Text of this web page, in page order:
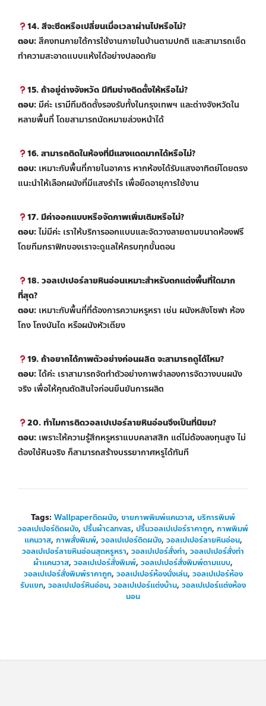
14. สีจะซีดหรือเปลี่ยนเมื่อเวลาผ่านไปหรือไม่?
ตอบ:สีคงทนภายใต้การใช้งานภายในบ้านตามปกติ และสามารถเช็ด
ทำความสะอาดแบบแห้งได้อย่างปลอดภัย
15. ถ้าอยู่ต่างจังหวัด มีทีมช่างติดตั้งให้หรือไม่?
ตอบ: มีค่ะ เรามีทีมติดตั้งรองรับทั้งในกรุงเทพฯ และต่างจังหวัดใน
หลายพื้นที่ โดยสามารถนัดหมายล่วงหน้าได้
16. สามารถติดในห้องที่มีแสงแดดมากได้หรือไม่?
ตอบ: เหมาะกับพื้นที่ภายในอาคาร หากห้องได้รับแสงอาทิตย์โดยตรง
แนะนำให้เลือกผนังที่มีแสงรำไร เพื่อยืดอายุการใช้งาน
17. มีค่าออกแบบหรือจัดภาพเพิ่มเติมหรือไม่?
ตอบ:ไม่มีค่ะ เราให้บริการออกแบบและจัดวางลายตามขนาดห้องฟรี
โดยทีมกราฟิกของเราจะดูแลให้ครบทุกขั้นตอน
18. วอลเปเปอร์ลายหินอ่อนเหมาะสำหรับตกแต่งพื้นที่ใดมาก
ที่สุด?
ตอบ: เหมาะกับพื้นที่ที่ต้องการความหรูหรา เช่น ผนังหลังโซฟา ห้อง
โถง โถงบันได หรือผนังหัวเตียง
19. ถ้าอยากได้ภาพตัวอย่างก่อนผลิต จะสามารถดูได้ไหม?
ตอบ:ได้ค่ะ เราสามารถจัดทำตัวอย่างภาพจำลองการจัดวางบนผนัง
จริง เพื่อให้คุณตัดสินใจก่อนยืนยันการผลิต
20. ทำไมการติดวอลเปเปอร์ลายหินอ่อนจึงเป็นที่นิยม?
ตอบ: เพราะให้ความรู้สึกหรูหราแบบคลาสสิก แต่ไม่ต้องลงทุนสูง ไม่
ต้องใช้หินจริง ก็สามารถสร้างบรรยากาศหรูได้ทันที
Tags: Wallpaperติดผนัง, ขายภาพพิมพ์แคนวาส, บริการพิมพ์
วอลเปเปอร์ติดผนัง, ปริ้นผ้าcanvas, ปริ้นวอลเปเปอร์ราคาถูก, ภาพพิมพ์
แคนวาส, ภาพสั่งพิมพ์, วอลเปเปอร์ติดผนัง, วอลเปเปอร์ลายหินอ่อน,
วอลเปเปอร์ลายหินอ่อนสุดหรูหรา, วอลเปเปอร์สั่งทำ, วอลเปเปอร์สั่งทำ
ผ้าแคนวาส, วอลเปเปอร์สั่งพิมพ์, วอลเปเปอร์สั่งพิมพ์ตามแบบ,
วอลเปเปอร์สั่งพิมพ์ราคาถูก, วอลเปเปอร์ห้องนั่งเล่น, วอลเปเปอร์ห้อง
รับแขก, วอลเปเปอร์หินอ่อน, วอลเปเปอร์แต่งบ้าน, วอลเปเปอร์แต่งห้อง
นอน